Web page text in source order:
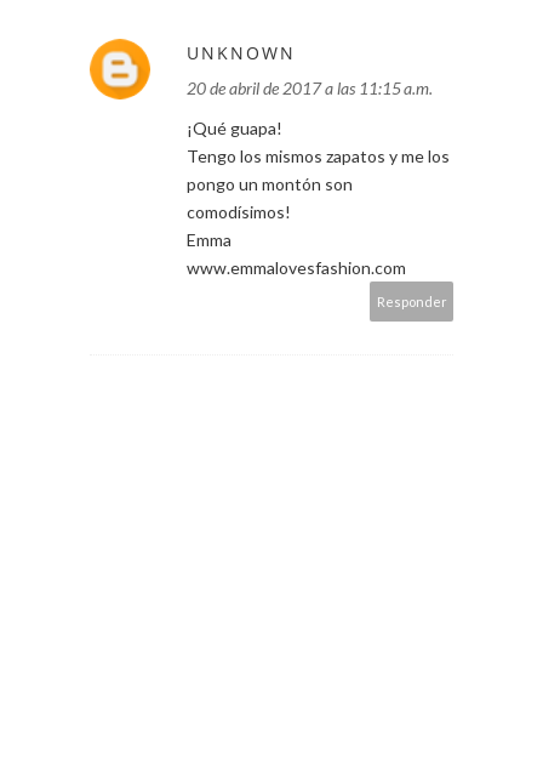
UNKNOWN
20 de abril de 2017 a las 11:15 a.m.
¡Qué guapa!
Tengo los mismos zapatos y me los
pongo un montón son
comodísimos!
Emma
www.emmalovesfashion.com
Responder